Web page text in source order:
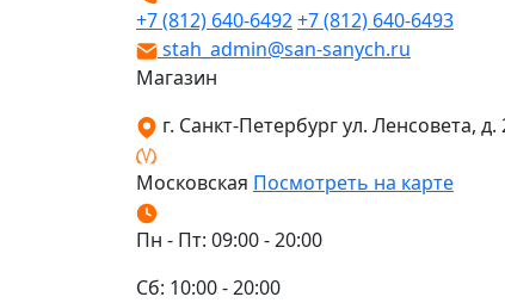
+7 (812) 640-6492+7 (812) 640-6493
stah_admin@san-sanych.ru
Магазин
г. Санкт-Петербург ул. Ленсовета, д.
Московская Посмотреть на карте
Пн - Пт: 09:00 - 20:00
Сб: 10:00 - 20:00